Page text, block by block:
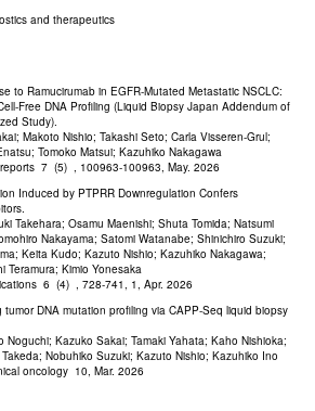
and therapeutics
to Ramucirumab in EGFR-Mutated Metastatic NSCLC:
Free DNA Profiling (Liquid Biopsy Japan Addendum of
Study).
Makoto Nishio; Takashi Seto; Carla Visseren-Grul;
Tomoko Matsui; Kazuhiko Nakagawa
7 (5) , 100963-100963, May. 2026
Induced by PTPRR Downregulation Confers
Takehara; Osamu Maenishi; Shuta Tomida; Natsumi
Nakayama; Satomi Watanabe; Shinichiro Suzuki;
Keita Kudo; Kazuto Nishio; Kazuhiko Nakagawa;
Teramura; Kimio Yonesaka
6 (4) , 728-741, 1, Apr. 2026
tumor DNA mutation profiling via CAPP-Seq liquid biopsy
Noguchi; Kazuko Sakai; Tamaki Yahata; Kaho Nishioka;
Nobuhiko Suzuki; Kazuto Nishio; Kazuhiko Ino
oncology 10, Mar. 2026